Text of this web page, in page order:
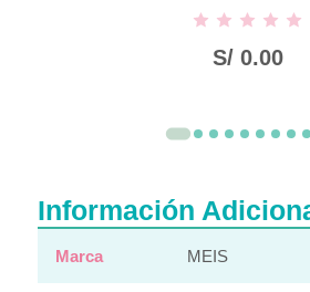
S/0.00
Información
Marca MEIS